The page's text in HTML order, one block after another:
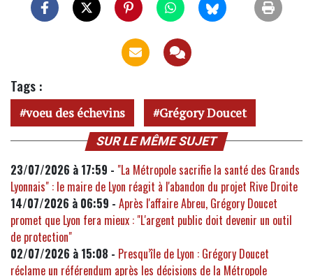
Tags :
voeu des échevins Grégory Doucet
SUR LE MÊME SUJET
23/07/2026 à 17:59 - "La Métropole sacrifie la santé des Grands
Lyonnais" : le maire de Lyon réagit à l'abandon du projet Rive Droite
14/07/2026 à 06:59 - Après l'affaire Abreu, Grégory Doucet
promet que Lyon fera mieux : "L'argent public doit devenir un outil
de protection"
02/07/2026 à 15:08 - Presqu’île de Lyon : Grégory Doucet
réclame un référendum après les décisions de la Métropole